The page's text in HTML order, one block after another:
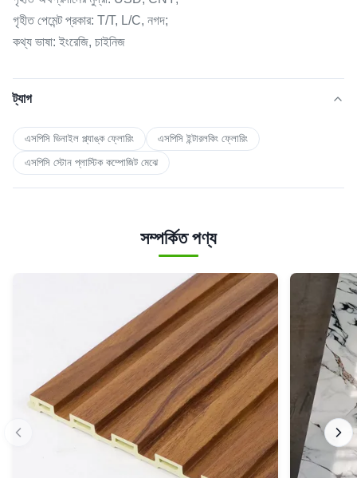
গৃহীত পেমেন্ট প্রকার: T/T, L/C, নগদ;
কথ্য ভাষা: ইংরেজি, চাইনিজ
ট্যাগ
এসপিসি ভিনাইল প্ল্যাঙ্ক ফ্লোরিং
এসপিসি ইন্টারলকিং ফ্লোরিং
এসপিসি স্টোন প্লাস্টিক কম্পোজিট মেঝে
সম্পর্কিত পণ্য